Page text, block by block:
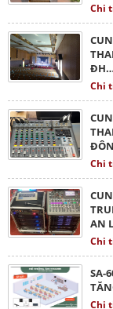
Chi
Chi
Chi
AN
Chi
SA-
Chi